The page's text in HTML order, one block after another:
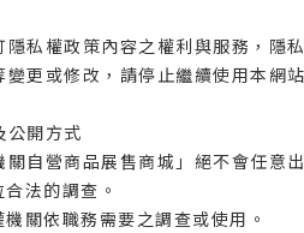
隱私權政策內容之權利與服務，隱
變更或修改，請停止繼續使用本網
公開方式
關自營商品展售商城」絕不會任意
法的調查。
關依職務需要之調查或使用。